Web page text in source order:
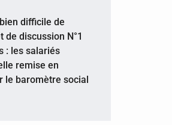
difficile de
discussion N°1
: les salariés
remise en
le baromètre social